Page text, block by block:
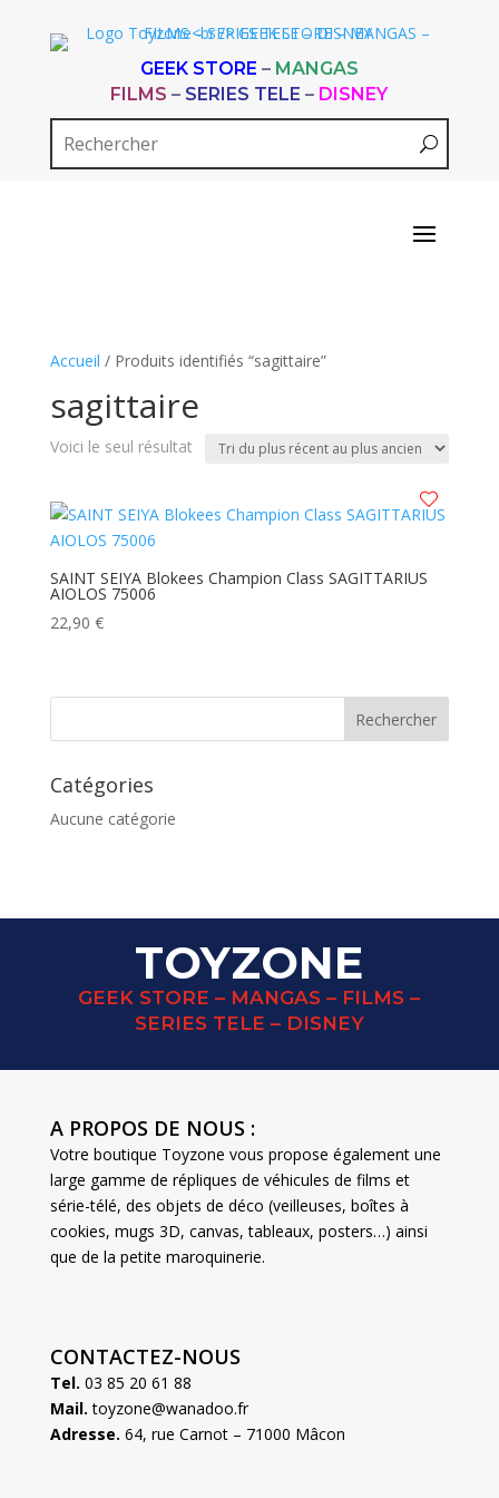
GEEK STORE – MANGAS
FILMS – SERIES TELE – DISNEY
Accueil / Produits identifiés “sagittaire”
sagittaire
Voici le seul résultat
SAINT SEIYA Blokees Champion Class SAGITTARIUS
AIOLOS 75006
22,90 €
Catégories
Aucune catégorie
TOYZONE
GEEK STORE – MANGAS – FILMS –
SERIES TELE – DISNEY
A PROPOS DE NOUS :
Votre boutique Toyzone vous propose également une
large gamme de répliques de véhicules de films et
série-télé, des objets de déco (veilleuses, boîtes à
cookies, mugs 3D, canvas, tableaux, posters…) ainsi
que de la petite maroquinerie.
CONTACTEZ-NOUS
Tel. 03 85 20 61 88
Mail. toyzone@wanadoo.fr
Adresse. 64, rue Carnot – 71000 Mâcon